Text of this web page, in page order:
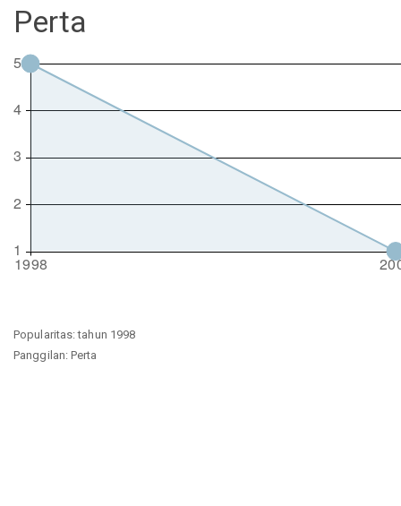
Nurhilman
Perta
Popularitas: tahun 1998
Panggilan: Perta